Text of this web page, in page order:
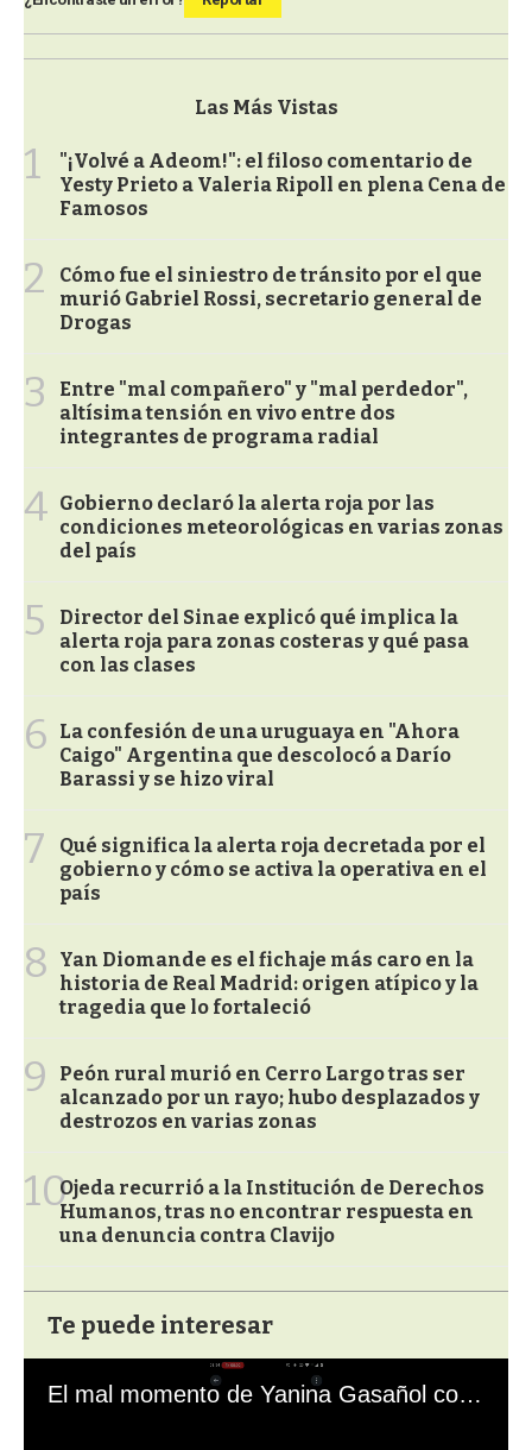
Las Más Vistas
1
"¡Volvé a Adeom!": el filoso comentario de
Yesty Prieto a Valeria Ripoll en plena Cena de
Famosos
2
Cómo fue el siniestro de tránsito por el que
murió Gabriel Rossi, secretario general de
Drogas
3
Entre "mal compañero" y "mal perdedor",
altísima tensión en vivo entre dos
integrantes de programa radial
4 Gobierno declaró la alerta roja por las
condiciones meteorológicas en varias zonas
del país
5
Director del Sinae explicó qué implica la
alerta roja para zonas costeras y qué pasa
con las clases
6
La confesión de una uruguaya en "Ahora
Caigo" Argentina que descolocó a Darío
Barassi y se hizo viral
7
Qué significa la alerta roja decretada por el
gobierno y cómo se activa la operativa en el
país
8
Yan Diomande es el fichaje más caro en la
historia de Real Madrid: origen atípico y la
tragedia que lo fortaleció
9
Peón rural murió en Cerro Largo tras ser
alcanzado por un rayo; hubo desplazados y
destrozos en varias zonas
10Ojeda recurrió a la Institución de Derechos
Humanos, tras no encontrar respuesta en
una denuncia contra Clavijo
Te puede interesar
El mal momento de Yanina Gasañol con un hincha argentino en "Subrayado"